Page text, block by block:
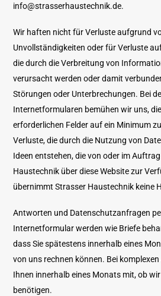
info@strasserhaustechnik.de.
Wir haften nicht für Verluste aufgrund
Unvollständigkeiten oder für Verluste
die durch die Verbreitung von
verursacht werden oder damit
Störungen oder Unterbrechungen. Bei
Internetformularen bemühen wir uns,
erforderlichen Felder auf ein Minimum
Verluste, die durch die Nutzung von
Ideen entstehen, die von oder im
Haustechnik über diese Website zur
übernimmt Strasser Haustechnik keine
Antworten und Datenschutzanfragen
Internetformular werden wie Briefe
dass Sie spätestens innerhalb eines
von uns rechnen können. Bei
Ihnen innerhalb eines Monats mit, ob
benötigen.